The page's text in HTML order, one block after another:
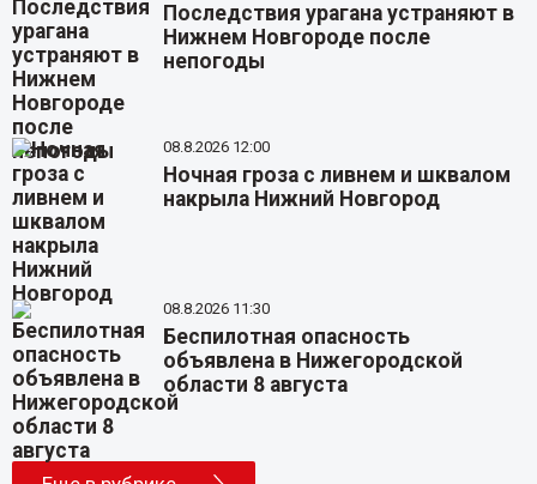
Последствия урагана устраняют в
Нижнем Новгороде после
непогоды
08.8.2026 12:00
Ночная гроза с ливнем и шквалом
накрыла Нижний Новгород
08.8.2026 11:30
Беспилотная опасность
объявлена в Нижегородской
области 8 августа